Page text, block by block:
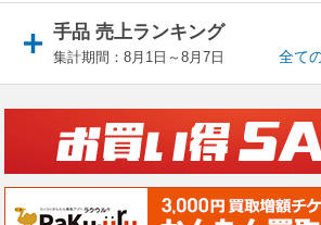
手品 売上ランキング
集計期間：8月1日～8月7日 全て